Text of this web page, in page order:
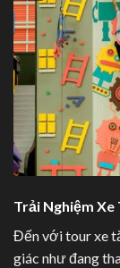
Trải Nghiệm Xe
Đến với tour xe
giác như đang